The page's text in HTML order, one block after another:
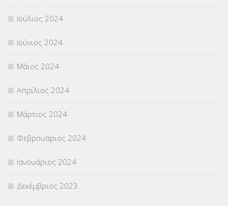
Ιούλιος 2024
Ιούνιος 2024
Μάιος 2024
Απρίλιος 2024
Μάρτιος 2024
Φεβρουάριος 2024
Ιανουάριος 2024
Δεκέμβριος 2023